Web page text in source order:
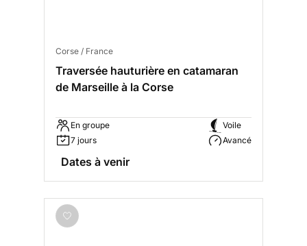
Corse / France
Traversée hauturière en catamaran
de Marseille à la Corse
En groupe
7 jours
Voile
Avancé
Dates à venir